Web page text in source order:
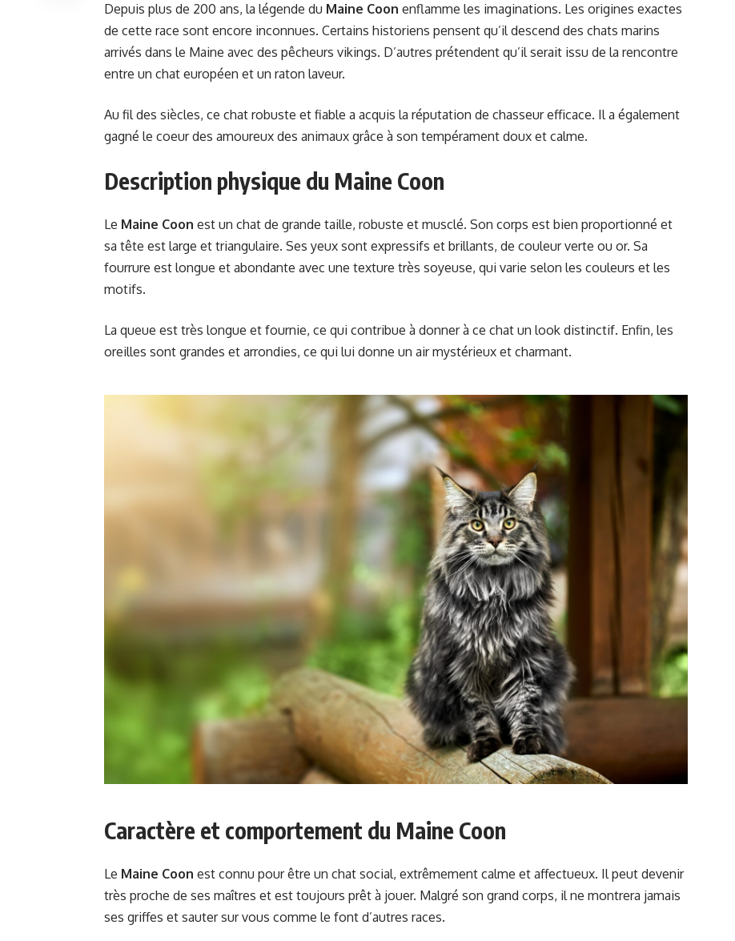
Depuis plus de 200 ans, la légende du Maine Coon enflamme les imaginations. Les origines exactes
de cette race sont encore inconnues. Certains historiens pensent qu’il descend des chats marins
arrivés dans le Maine avec des pêcheurs vikings. D’autres prétendent qu’il serait issu de la rencontre
entre un chat européen et un raton laveur.
Au fil des siècles, ce chat robuste et fiable a acquis la réputation de chasseur efficace. Il a également
gagné le coeur des amoureux des animaux grâce à son tempérament doux et calme.
Description physique du Maine Coon
Le Maine Coon est un chat de grande taille, robuste et musclé. Son corps est bien proportionné et
sa tête est large et triangulaire. Ses yeux sont expressifs et brillants, de couleur verte ou or. Sa
fourrure est longue et abondante avec une texture très soyeuse, qui varie selon les couleurs et les
motifs.
La queue est très longue et fournie, ce qui contribue à donner à ce chat un look distinctif. Enfin, les
oreilles sont grandes et arrondies, ce qui lui donne un air mystérieux et charmant.
Caractère et comportement du Maine Coon
Le Maine Coon est connu pour être un chat social, extrêmement calme et affectueux. Il peut devenir
très proche de ses maîtres et est toujours prêt à jouer. Malgré son grand corps, il ne montrera jamais
ses griffes et sauter sur vous comme le font d’autres races.